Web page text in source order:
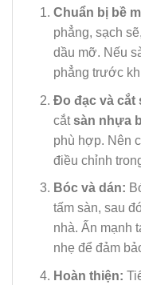
Chuẩn bị bề
phẳng, sạch
dầu mỡ. Nếu
phẳng trước
Đo đạc và cắt
cắtsàn nhựa
phù hợp. Nên
điều chỉnh
Bóc và dán:
tấm sàn, sau
nhà. Ấn mạnh
nhẹ để đảm
Hoàn thiện: